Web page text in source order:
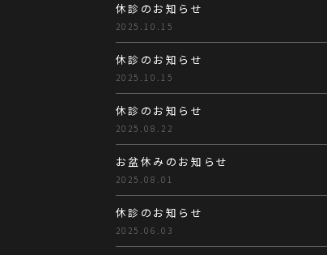
休診のお知らせ
2025.10.15
休診のお知らせ
2025.10.15
休診のお知らせ
2025.08.22
お盆休みのお知らせ
2025.08.01
休診のお知らせ
2025.06.03